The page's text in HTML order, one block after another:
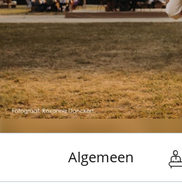
Algemeen